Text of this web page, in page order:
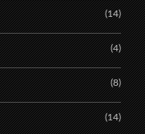
(14)
(4)
(8)
(14)